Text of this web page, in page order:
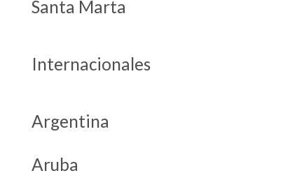
Santa Marta
Internacionales
Argentina
Aruba